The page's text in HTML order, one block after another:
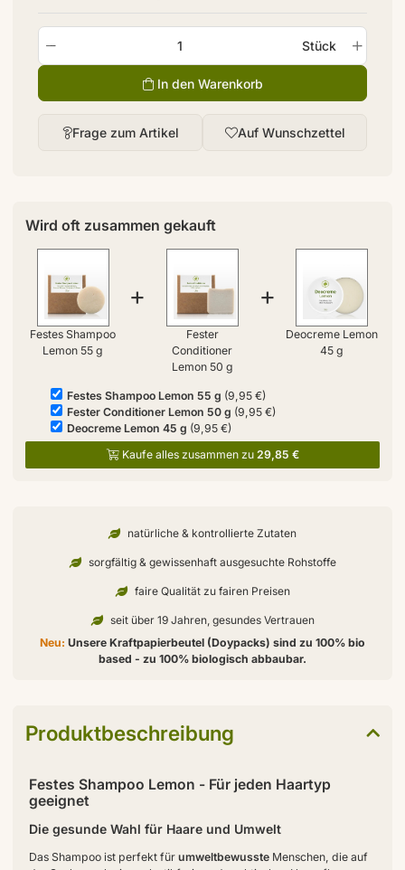
Frage zum Artikel Auf Wunschzettel
Stück
In den Warenkorb
Wird oft zusammen gekauft
Festes Shampoo
Lemon 55 g
+
Fester
Conditioner
Lemon 50 g
+
Deocreme Lemon
45 g
Festes Shampoo Lemon 55 g (9,95 €)
Fester Conditioner Lemon 50 g (9,95 €)
Deocreme Lemon 45 g (9,95 €)
Kaufe alles zusammen zu 29,85 €
natürliche & kontrollierte Zutaten
sorgfältig & gewissenhaft ausgesuchte Rohstoffe
faire Qualität zu fairen Preisen
seit über 19 Jahren, gesundes Vertrauen
Neu: Unsere Kraftpapierbeutel (Doypacks) sind zu 100% bio
based - zu 100% biologisch abbaubar.
Produktbeschreibung
Festes Shampoo Lemon - Für jeden Haartyp
geeignet
Die gesunde Wahl für Haare und Umwelt
Das Shampoo ist perfekt für umweltbewussteMenschen, die auf